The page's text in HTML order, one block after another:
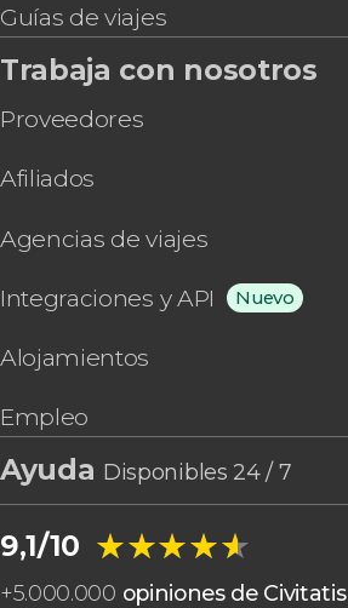
Guías de viajes
Trabaja con nosotros
Proveedores
Afiliados
Agencias de viajes
Integraciones y API Nuevo
Alojamientos
Empleo
Ayuda Disponibles 24 / 7
9,1/10 ★★★★★
★★★★★
+5.000.000 opiniones de Civitatis